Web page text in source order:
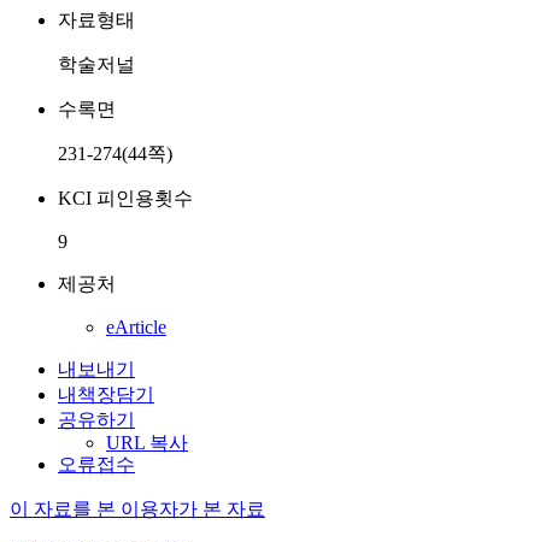
자료형태
학술저널
수록면
231-274(44쪽)
KCI 피인용횟수
9
제공처
eArticle
내보내기
내책장담기
공유하기
URL 복사
오류접수
이 자료를 본 이용자가 본 자료